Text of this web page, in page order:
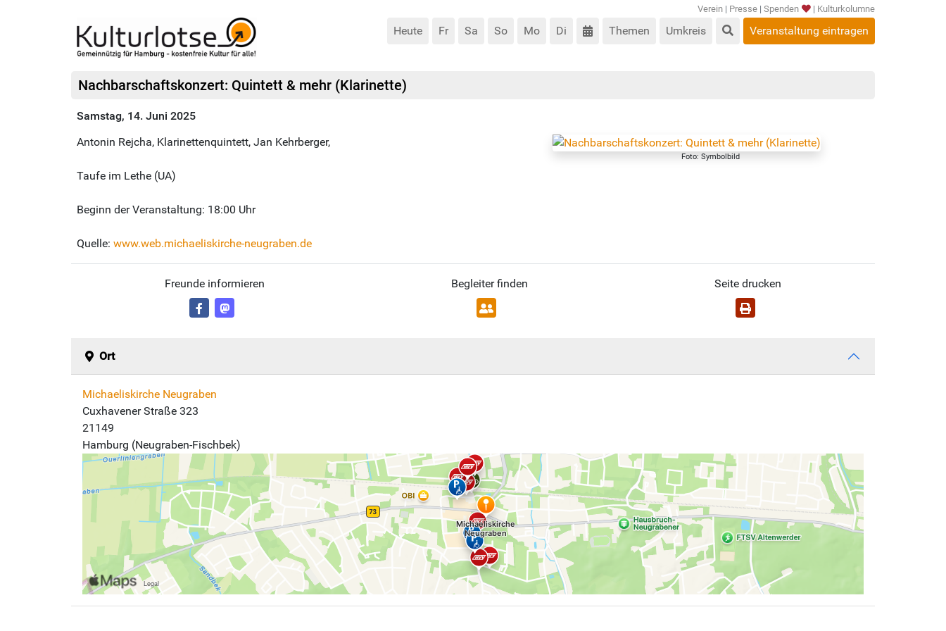
Verein | Presse | Spenden | Kulturkolumne
Heute Fr Sa So Mo Di Themen Umkreis Veranstaltung eintragen
Nachbarschaftskonzert: Quintett & mehr (Klarinette)
Samstag, 14. Juni 2025
Foto: Symbolbild
Antonin Rejcha, Klarinettenquintett, Jan Kehrberger,
Taufe im Lethe (UA)
Beginn der Veranstaltung: 18:00 Uhr
Quelle: www.web.michaeliskirche-neugraben.de
Freunde informieren Begleiter finden Seite drucken
Ort
Michaeliskirche Neugraben
Cuxhavener Straße 323
21149
Hamburg (Neugraben-Fischbek)